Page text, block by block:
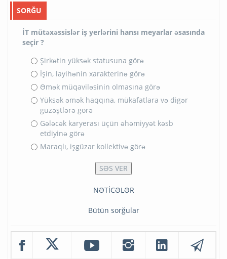
SORĞU
İT mütəxəssislər iş yerlərini hansı meyarlar əsasında
seçir ?
Şirkətin yüksək statusuna görə
İşin, layihənin xarakterinə görə
Əmək müqaviləsinin olmasına görə
Yüksək əmək haqqına, mükafatlara və digər
güzəştlərə görə
Gələcək karyerası üçün əhəmiyyət kəsb
etdiyinə görə
Maraqlı, işgüzar kollektivə görə
NƏTİCƏLƏR
Bütün sorğular